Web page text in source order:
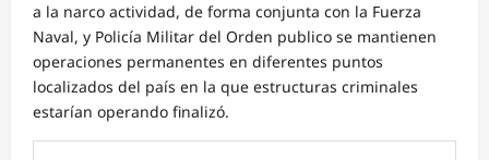
a la narco actividad, de forma conjunta con la Fuerza
Naval, y Policía Militar del Orden publico se mantienen
operaciones permanentes en diferentes puntos
localizados del país en la que estructuras criminales
estarían operando finalizó.